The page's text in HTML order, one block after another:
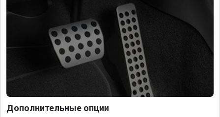
Дополнительные опции